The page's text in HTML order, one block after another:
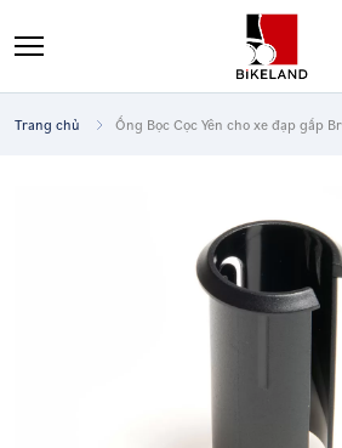
Tìm
Trang chủ Ống Bọc Cọc Yên cho xe đạp gấp